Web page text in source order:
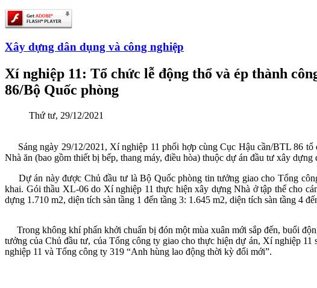
Xây dựng dân dụng và công nghiệp
Xí nghiệp 11: Tổ chức lễ động thổ và ép thành
86/Bộ Quốc phòng
Thứ tư, 29/12/2021
Sáng ngày 29/12/2021, Xí nghiệp 11 phối hợp cùng Cục Hậu cần/BTL 86
Nhà ăn (bao gồm thiết bị bếp, thang máy, điều hòa) thuộc dự án đầu tư xây
Dự án này được Chủ đầu tư là Bộ Quốc phòng tin tưởng giao cho Tổng
khai. Gói thầu XL-06 do Xí nghiệp 11 thực hiện xây dựng Nhà ở tập thể cho
dựng 1.710 m2, diện tích sàn tầng 1 đến tầng 3: 1.645 m2, diện tích sàn tầng 4
Trong không khí phấn khởi chuẩn bị đón một mùa xuân mới sắp đến, buổi
tưởng của Chủ đầu tư, của Tổng công ty giao cho thực hiện dự án, Xí nghiệp
nghiệp 11 và Tổng công ty 319 “Anh hùng lao động thời kỳ đổi mới”.